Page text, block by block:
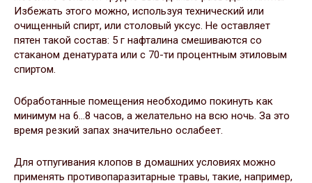
Избежать этого можно, используя технический или
очищенный спирт, или столовый уксус. Не оставляет
пятен такой состав: 5 г нафталина смешиваются со
стаканом денатурата или с 70-ти процентным этиловым
спиртом.
Обработанные помещения необходимо покинуть как
минимум на 6…8 часов, а желательно на всю ночь. За это
время резкий запах значительно ослабеет.
Для отпугивания клопов в домашних условиях можно
применять противопаразитарные травы, такие, например,